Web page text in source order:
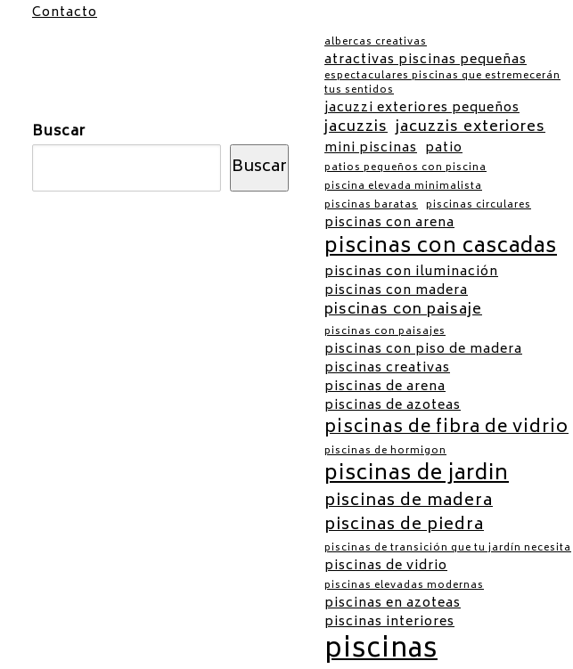
Contacto
Buscar
Buscar
albercas creativas
atractivas piscinas pequeñas
espectaculares piscinas que estremecerán
tus sentidos
jacuzzi exteriores pequeños
jacuzzis jacuzzis exteriores
mini piscinas patio
patios pequeños con piscina
piscina elevada minimalista
piscinas baratas piscinas circulares
piscinas con arena
piscinas con cascadas
piscinas con iluminación
piscinas con madera
piscinas con paisaje
piscinas con paisajes
piscinas con piso de madera
piscinas creativas
piscinas de arena
piscinas de azoteas
piscinas de fibra de vidrio
piscinas de hormigon
piscinas de jardin
piscinas de madera
piscinas de piedra
piscinas de transición que tu jardín necesita
piscinas de vidrio
piscinas elevadas modernas
piscinas en azoteas
piscinas interiores
piscinas